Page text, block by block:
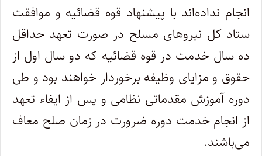
‌انجام نداده‌اند با پیشنهاد قوه قضائیه و موافقت
ستاد کل نیروهای مسلح در صورت تعهد حداقل
ده سال خدمت در قوه قضائیه که دو سال اول از
حقوق‌ و مزایای وظیفه برخوردار خواهند بود و طی
دوره آموزش مقدماتی نظامی و پس از ایفاء تعهد
از انجام خدمت دوره ضرورت در زمان صلح معاف‌
می‌باشند.